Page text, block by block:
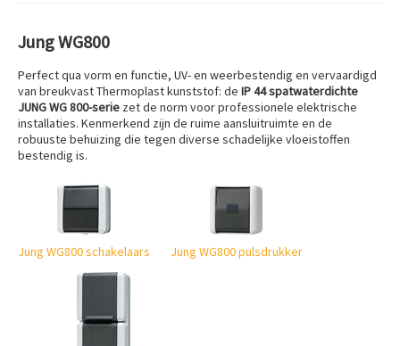
Jung WG800
Perfect qua vorm en functie, UV- en weerbestendig en vervaardigd
van breukvast Thermoplast kunststof: de IP 44 spatwaterdichte
JUNG WG 800-serie zet de norm voor professionele elektrische
installaties. Kenmerkend zijn de ruime aansluitruimte en de
robuuste behuizing die tegen diverse schadelijke vloeistoffen
bestendig is.
Jung WG800 schakelaars Jung WG800 pulsdrukker